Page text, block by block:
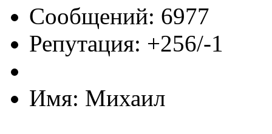
Сообщений: 6977
Репутация: +256/-1
Имя: Михаил